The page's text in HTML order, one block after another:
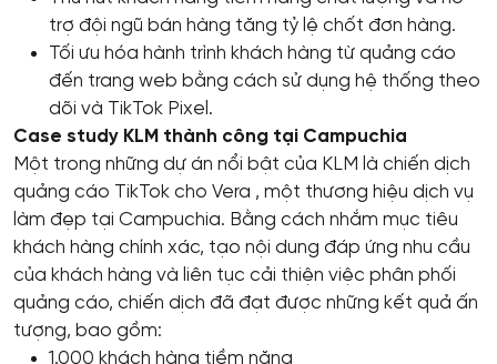
trợ đội ngũ bán hàng tăng tỷ lệ chốt đơn hàng.
Tối ưu hóa hành trình khách hàng từ quảng cáo
đến trang web bằng cách sử dụng hệ thống theo
dõi và TikTok Pixel.
Case study KLM thành công tại Campuchia
Một trong những dự án nổi bật của KLM là chiến dịch
quảng cáo TikTok cho Vera , một thương hiệu dịch vụ
làm đẹp tại Campuchia. Bằng cách nhắm mục tiêu
khách hàng chính xác, tạo nội dung đáp ứng nhu cầu
của khách hàng và liên tục cải thiện việc phân phối
quảng cáo, chiến dịch đã đạt được những kết quả ấn
tượng, bao gồm:
1.000 khách hàng tiềm năng